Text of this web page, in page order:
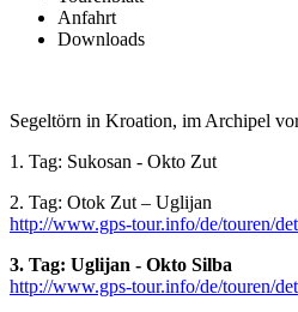
Anfahrt
Downloads
Segeltörn in Kroation, im Archipel
1. Tag: Sukosan - Okto Zut
2. Tag: Otok Zut – Uglijan
http://www.gps-tour.info/de/touren/
3. Tag: Uglijan - Okto Silba
http://www.gps-tour.info/de/touren/